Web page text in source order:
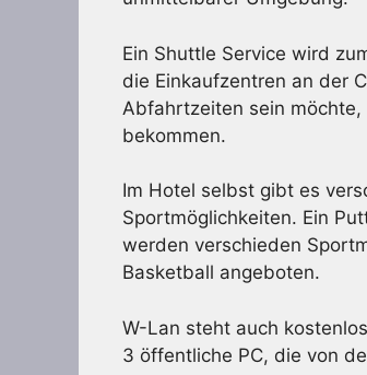
Ein Shuttle Service wird
die Einkaufzentren an der
Abfahrtzeiten sein
bekommen.
Im Hotel selbst gibt es
Sportmöglichkeiten. Ein
werden verschieden
Basketball angeboten.
W-Lan steht auch
3 öffentliche PC, die von